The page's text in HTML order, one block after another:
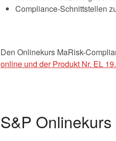
Compliance-Schnittstellen
Den Onlinekurs MaRisk-
online und der Produkt Nr. EL 19.
S&P